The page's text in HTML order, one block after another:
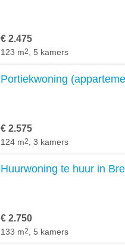
€ 2.475
123 m2 , 5 kamers
Portiekwoning
€ 2.575
124 m2 , 3 kamers
Huurwoning te huur in
€ 2.750
133 m2 , 5 kamers